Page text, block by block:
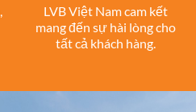
LVB Việt Nam cam kết
mang đến sự hài lòng cho
tất cả khách hàng.